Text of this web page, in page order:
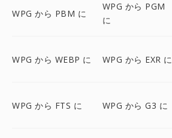
WPG から PBM に
WPG から PGM
に
WPG から WEBP に WPG から EXR に
WPG から FTS に WPG から G3 に